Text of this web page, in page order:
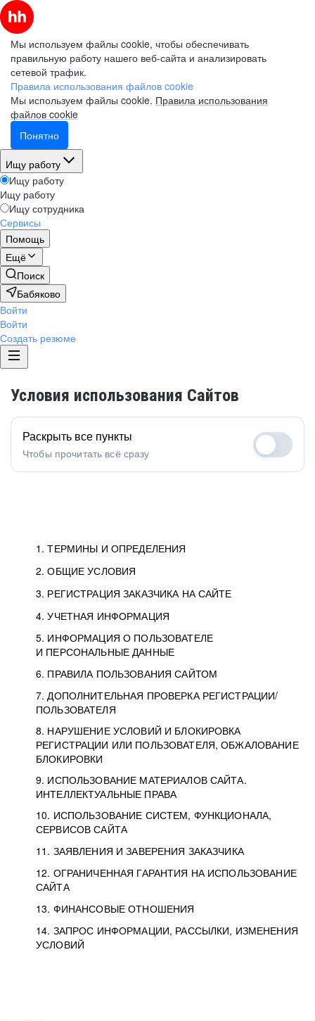
Мы используем файлы cookie, чтобы обеспечивать
правильную работу нашего веб-сайта и анализировать
сетевой трафик.
Правила использования файлов cookie
Мы используем файлы cookie. Правила использования
файлов cookie
Понятно
Ищу работу
Ищу работу
Ищу работу
Ищу сотрудника
Сервисы
Помощь
Ещё
Поиск
Бабяково
Войти
Войти
Создать резюме
Условия использования Сайтов
1. ТЕРМИНЫ И ОПРЕДЕЛЕНИЯ
2. ОБЩИЕ УСЛОВИЯ
3. РЕГИСТРАЦИЯ ЗАКАЗЧИКА НА САЙТЕ
4. УЧЕТНАЯ ИНФОРМАЦИЯ
5. ИНФОРМАЦИЯ О ПОЛЬЗОВАТЕЛЕ
И ПЕРСОНАЛЬНЫЕ ДАННЫЕ
6. ПРАВИЛА ПОЛЬЗОВАНИЯ САЙТОМ
7. ДОПОЛНИТЕЛЬНАЯ ПРОВЕРКА РЕГИСТРАЦИИ/
ПОЛЬЗОВАТЕЛЯ
8. НАРУШЕНИЕ УСЛОВИЙ И БЛОКИРОВКА
РЕГИСТРАЦИИ ИЛИ ПОЛЬЗОВАТЕЛЯ, ОБЖАЛОВАНИЕ
БЛОКИРОВКИ
9. ИСПОЛЬЗОВАНИЕ МАТЕРИАЛОВ САЙТА.
ИНТЕЛЛЕКТУАЛЬНЫЕ ПРАВА
10. ИСПОЛЬЗОВАНИЕ СИСТЕМ, ФУНКЦИОНАЛА,
СЕРВИСОВ САЙТА
11. ЗАЯВЛЕНИЯ И ЗАВЕРЕНИЯ ЗАКАЗЧИКА
12. ОГРАНИЧЕННАЯ ГАРАНТИЯ НА ИСПОЛЬЗОВАНИЕ
САЙТА
13. ФИНАНСОВЫЕ ОТНОШЕНИЯ
14. ЗАПРОС ИНФОРМАЦИИ, РАССЫЛКИ, ИЗМЕНЕНИЯ
УСЛОВИЙ
Раскрыть все пункты
Чтобы прочитать всё сразу